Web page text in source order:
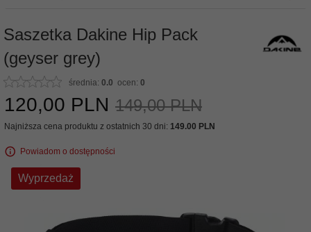
Saszetka Dakine Hip Pack
(geyser grey)
średnia: 0.0 ocen: 0
120,00 PLN 149,00 PLN
Najniższa cena produktu z ostatnich 30 dni: 149.00 PLN
Powiadom o dostępności
Wyprzedaż